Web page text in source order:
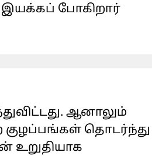
போகிறார்
ஆனாலும்
குழப்பங்கள் தொடர்ந்து
உறுதியாக